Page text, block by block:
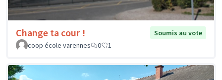
Change ta cour !
Soumis au vote
coop école varennes
0 1